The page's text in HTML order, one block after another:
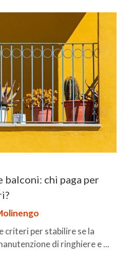
balconi: chi paga per
criteri per stabilire se la
di ringhiere e ...